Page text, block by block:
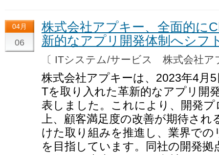
04月
06
株式会社アプキー、全面的に
新的なアプリ開発体制へシフ
〔 ITシステム/サービス 株式会社
株式会社アプキーは、2023年4月
Tを取り入れた革新的なアプリ開
表しました。これにより、開発
上、顧客満足度の改善が期待さ
けた取り組みを推進し、業界で
を目指しています。同社の開発